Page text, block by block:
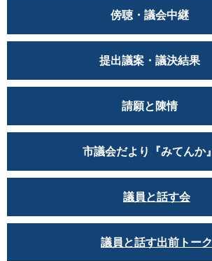
傍聴・議会中継
提出議案・議決結果
請願と陳情
市議会だより『みてんか』
議員と話す会
議員と話す出前トーク